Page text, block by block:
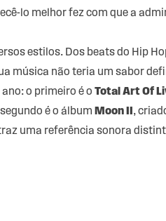
lo melhor fez com que a
estilos. Dos beats do Hip
música não teria um sabor
o primeiro é o Total Art Of
é o álbum Moon II ,
uma referência sonora